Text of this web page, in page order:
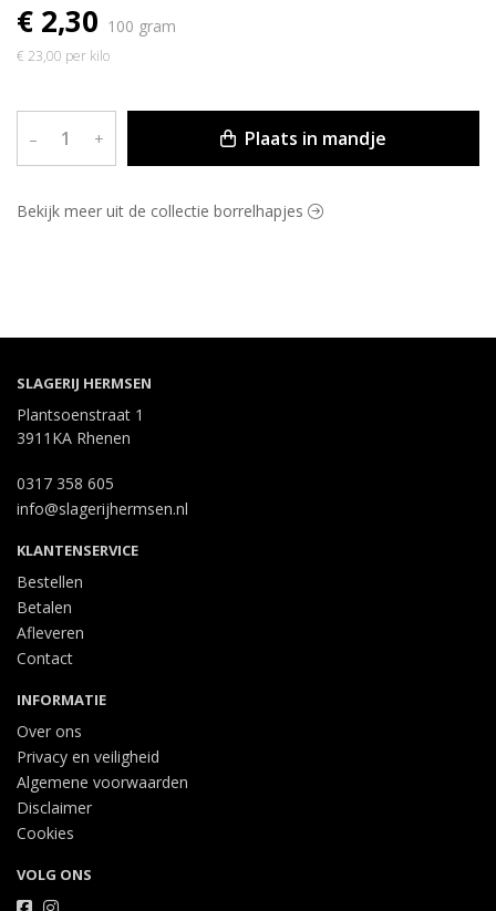
€ 2,30 100 gram
€ 23,00 per kilo
– + Plaats in mandje
Bekijk meer uit de collectie borrelhapjes
SLAGERIJ HERMSEN
Plantsoenstraat 1
3911KA Rhenen
0317 358 605
info@slagerijhermsen.nl
KLANTENSERVICE
Bestellen
Betalen
Afleveren
Contact
INFORMATIE
Over ons
Privacy en veiligheid
Algemene voorwaarden
Disclaimer
Cookies
VOLG ONS